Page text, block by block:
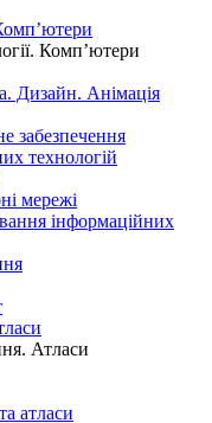
Комп’ютери
Дизайн. Анімація
забезпечення
технологій
мережі
інформаційних
Атласи
атласи